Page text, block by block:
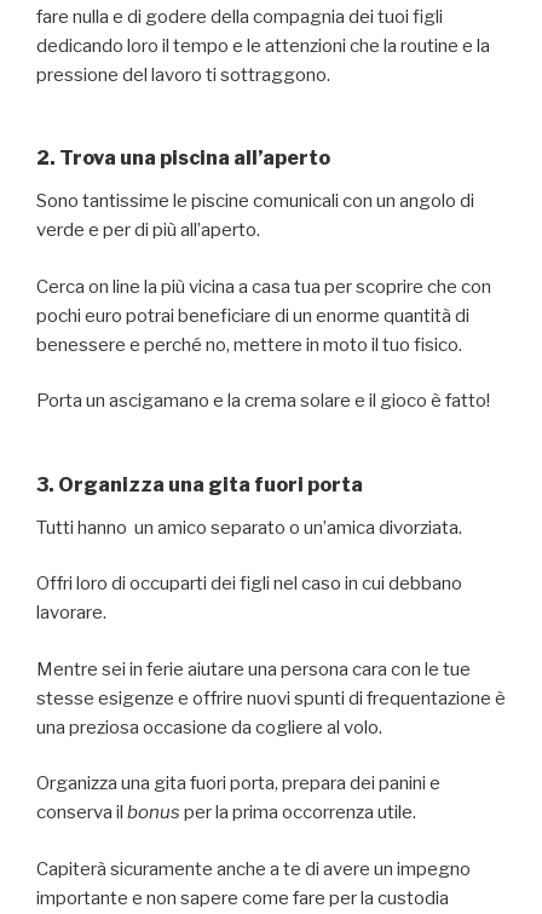
fare nulla e di godere della compagnia dei tuoi figli
dedicando loro il tempo e le attenzioni che la routine e la
pressione del lavoro ti sottraggono.
2. Trova una piscina all’aperto
Sono tantissime le piscine comunicali con un angolo di
verde e per di più all’aperto.
Cerca on line la più vicina a casa tua per scoprire che con
pochi euro potrai beneficiare di un enorme quantità di
benessere e perché no, mettere in moto il tuo fisico.
Porta un ascigamano e la crema solare e il gioco è fatto!
3. Organizza una gita fuori porta
Tutti hanno un amico separato o un’amica divorziata.
Offri loro di occuparti dei figli nel caso in cui debbano
lavorare.
Mentre sei in ferie aiutare una persona cara con le tue
stesse esigenze e offrire nuovi spunti di frequentazione è
una preziosa occasione da cogliere al volo.
Organizza una gita fuori porta, prepara dei panini e
conserva il bonus per la prima occorrenza utile.
Capiterà sicuramente anche a te di avere un impegno
importante e non sapere come fare per la custodia